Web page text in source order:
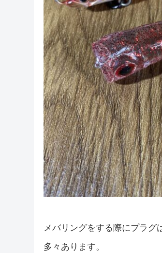
メバリングをする際にプラグ
多々あります。